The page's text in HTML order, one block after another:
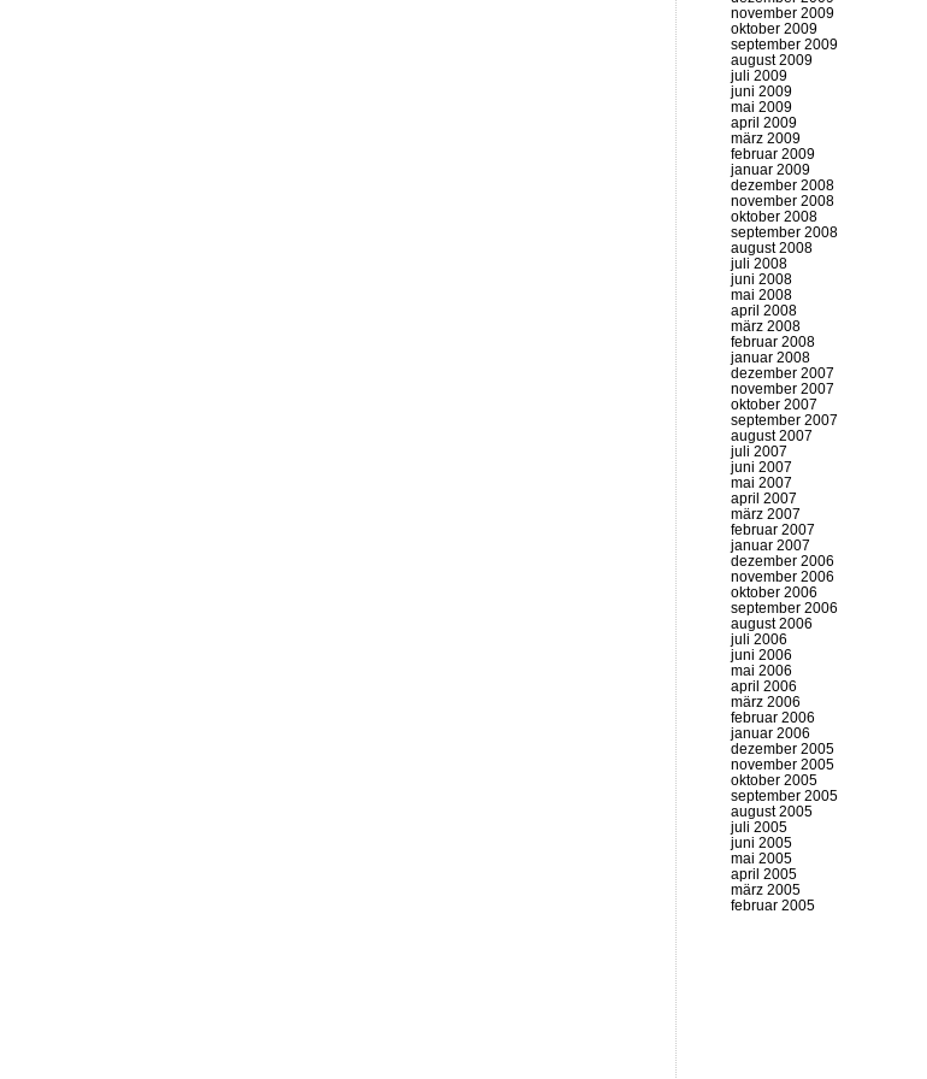
november 2009
oktober 2009
september 2009
august 2009
juli 2009
juni 2009
mai 2009
april 2009
märz 2009
februar 2009
januar 2009
dezember 2008
november 2008
oktober 2008
september 2008
august 2008
juli 2008
juni 2008
mai 2008
april 2008
märz 2008
februar 2008
januar 2008
dezember 2007
november 2007
oktober 2007
september 2007
august 2007
juli 2007
juni 2007
mai 2007
april 2007
märz 2007
februar 2007
januar 2007
dezember 2006
november 2006
oktober 2006
september 2006
august 2006
juli 2006
juni 2006
mai 2006
april 2006
märz 2006
februar 2006
januar 2006
dezember 2005
november 2005
oktober 2005
september 2005
august 2005
juli 2005
juni 2005
mai 2005
april 2005
märz 2005
februar 2005